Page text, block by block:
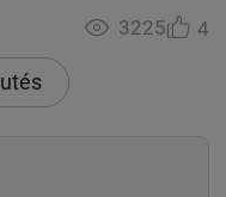
3225 4